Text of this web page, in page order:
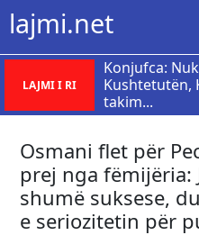
lajmi.net
LAJMI I RI
Konjufca:
Kushtetutën,
takim...
Osmani flet për
prej nga fëmijëria:
shumë suksese,
e seriozitetin për